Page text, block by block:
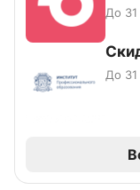
До 31
До 31